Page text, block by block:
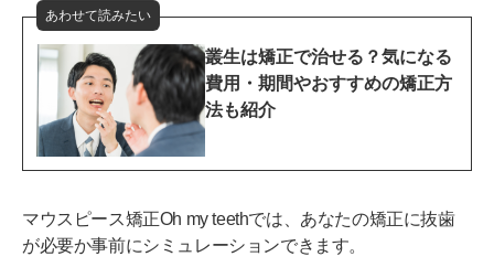
あわせて読みたい
叢生は矯正で治せる？気になる
費用・期間やおすすめの矯正方
法も紹介
マウスピース矯正Oh my teethでは、あなたの矯正に抜歯
が必要か事前にシミュレーションできます。